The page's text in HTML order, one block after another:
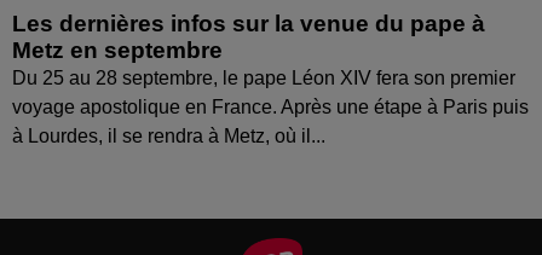
Les dernières infos sur la venue du pape à
Metz en septembre
Du 25 au 28 septembre, le pape Léon XIV fera son premier
voyage apostolique en France. Après une étape à Paris puis
à Lourdes, il se rendra à Metz, où il...